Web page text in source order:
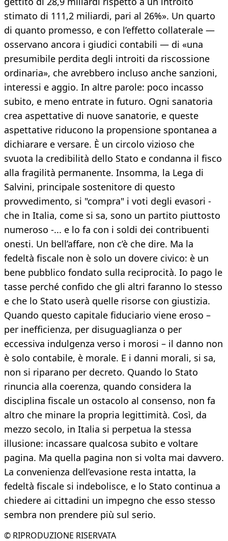
stimato di 111,2 miliardi, pari al 26%». Un quarto
di quanto promesso, e con l’effetto collaterale —
osservano ancora i giudici contabili — di «una
presumibile perdita degli introiti da riscossione
ordinaria», che avrebbero incluso anche sanzioni,
interessi e aggio. In altre parole: poco incasso
subito, e meno entrate in futuro. Ogni sanatoria
crea aspettative di nuove sanatorie, e queste
aspettative riducono la propensione spontanea a
dichiarare e versare. È un circolo vizioso che
svuota la credibilità dello Stato e condanna il fisco
alla fragilità permanente. Insomma, la Lega di
Salvini, principale sostenitore di questo
provvedimento, si "compra" i voti degli evasori -
che in Italia, come si sa, sono un partito piuttosto
numeroso -... e lo fa con i soldi dei contribuenti
onesti. Un bell’affare, non c’è che dire. Ma la
fedeltà fiscale non è solo un dovere civico: è un
bene pubblico fondato sulla reciprocità. Io pago le
tasse perché confido che gli altri faranno lo stesso
e che lo Stato userà quelle risorse con giustizia.
Quando questo capitale fiduciario viene eroso –
per inefficienza, per disuguaglianza o per
eccessiva indulgenza verso i morosi – il danno non
è solo contabile, è morale. E i danni morali, si sa,
non si riparano per decreto. Quando lo Stato
rinuncia alla coerenza, quando considera la
disciplina fiscale un ostacolo al consenso, non fa
altro che minare la propria legittimità. Così, da
mezzo secolo, in Italia si perpetua la stessa
illusione: incassare qualcosa subito e voltare
pagina. Ma quella pagina non si volta mai davvero.
La convenienza dell’evasione resta intatta, la
fedeltà fiscale si indebolisce, e lo Stato continua a
chiedere ai cittadini un impegno che esso stesso
sembra non prendere più sul serio.
© RIPRODUZIONE RISERVATA